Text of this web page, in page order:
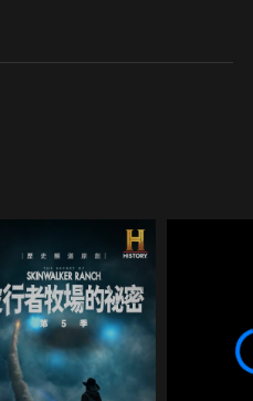
遷，指責西方搞保護